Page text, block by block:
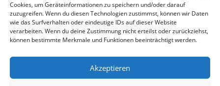
Cookies, um Geräteinformationen zu speichern und/oder darauf
zuzugreifen. Wenn du diesen Technologien zustimmst, können wir Daten
wie das Surfverhalten oder eindeutige IDs auf dieser Website
verarbeiten. Wenn du deine Zustimmung nicht erteilst oder zurückziehst,
können bestimmte Merkmale und Funktionen beeinträchtigt werden.
Akzeptieren